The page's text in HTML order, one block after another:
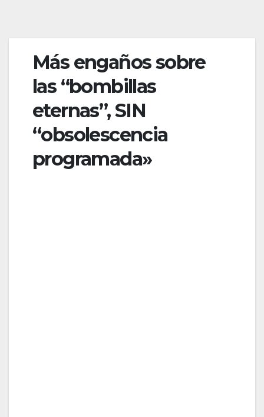
Más engaños sobre
las “bombillas
eternas”, SIN
“obsolescencia
programada»